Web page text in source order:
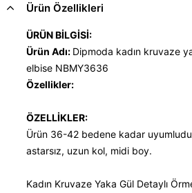
Ürün Özellikleri
ÜRÜN BİLGİSİ:
Ürün Adı: Dipmoda kadın kruvaze
elbise NBMY3636
Özellikler:
ÖZELLİKLER:
Ürün 36-42 bedene kadar
astarsız, uzun kol, midi boy.
Kadın Kruvaze Yaka Gül Detaylı